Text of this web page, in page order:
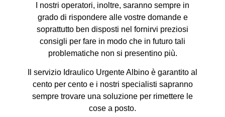
I nostri operatori, inoltre, saranno sempre in
grado di rispondere alle vostre domande e
soprattutto ben disposti nel fornirvi preziosi
consigli per fare in modo che in futuro tali
problematiche non si presentino più.
Il servizio Idraulico Urgente Albino è garantito al
cento per cento e i nostri specialisti sapranno
sempre trovare una soluzione per rimettere le
cose a posto.